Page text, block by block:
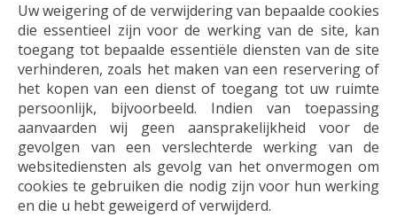
Uw weigering of de verwijdering van bepaalde cookies
die essentieel zijn voor de werking van de site, kan
toegang tot bepaalde essentiële diensten van de site
verhinderen, zoals het maken van een reservering of
het kopen van een dienst of toegang tot uw ruimte
persoonlijk, bijvoorbeeld. Indien van toepassing
aanvaarden wij geen aansprakelijkheid voor de
gevolgen van een verslechterde werking van de
websitediensten als gevolg van het onvermogen om
cookies te gebruiken die nodig zijn voor hun werking
en die u hebt geweigerd of verwijderd.